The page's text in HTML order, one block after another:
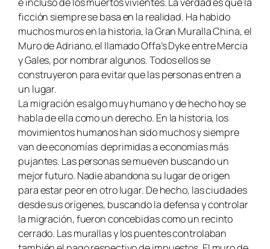
ficción siempre se basa en la realidad. Ha habido
muchos muros en la historia, la Gran Muralla China, el
Muro de Adriano, el llamado Offa’s Dyke entre Mercia
y Gales, por nombrar algunos. Todos ellos se
construyeron para evitar que las personas entren a
un lugar.
La migración es algo muy humano y de hecho hoy se
habla de ella como un derecho. En la historia, los
movimientos humanos han sido muchos y siempre
van de economías deprimidas a economías más
pujantes. Las personas se mueven buscando un
mejor futuro. Nadie abandona su lugar de origen
para estar peor en otro lugar. De hecho, las ciudades
desde sus orígenes, buscando la defensa y controlar
la migración, fueron concebidas como un recinto
cerrado. Las murallas y los puentes controlaban